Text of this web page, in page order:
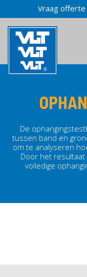
inhoud
Vraag offerte
De
tussen band en
om te analyseren
Door het
volledige